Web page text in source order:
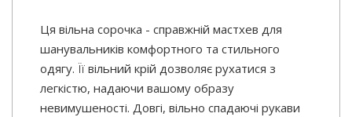
Ця вільна сорочка - справжній мастхев для
шанувальників комфортного та стильного
одягу. Її вільний крій дозволяє рухатися з
легкістю, надаючи вашому образу
невимушеності. Довгі, вільно спадаючі рукави